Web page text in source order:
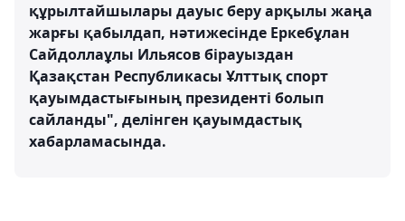
құрылтайшылары дауыс беру арқылы жаңа
жарғы қабылдап, нәтижесінде Еркебұлан
Сайдоллаұлы Ильясов бірауыздан
Қазақстан Республикасы Ұлттық спорт
қауымдастығының президенті болып
сайланды", делінген қауымдастық
хабарламасында.